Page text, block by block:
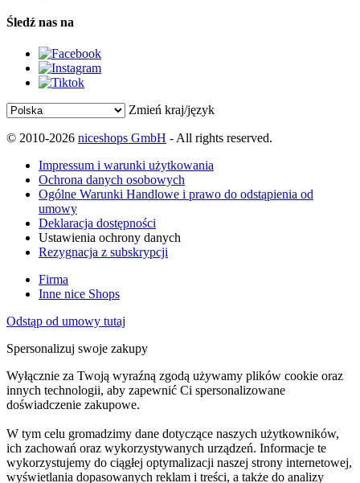
Śledź nas na
Zmień kraj/język
© 2010-2026 niceshops GmbH - All rights reserved.
Impressum i warunki użytkowania
Ochrona danych osobowych
Ogólne Warunki Handlowe i prawo do odstąpienia od
umowy
Deklaracja dostępności
Ustawienia ochrony danych
Rezygnacja z subskrypcji
Firma
Inne nice Shops
Odstąp od umowy tutaj
Spersonalizuj swoje zakupy
Wyłącznie za Twoją wyraźną zgodą używamy plików cookie oraz
innych technologii, aby zapewnić Ci spersonalizowane
doświadczenie zakupowe.
W tym celu gromadzimy dane dotyczące naszych użytkowników,
ich zachowań oraz wykorzystywanych urządzeń. Informacje te
wykorzystujemy do ciągłej optymalizacji naszej strony internetowej,
wyświetlania dopasowanych reklam i treści, a także do analizy